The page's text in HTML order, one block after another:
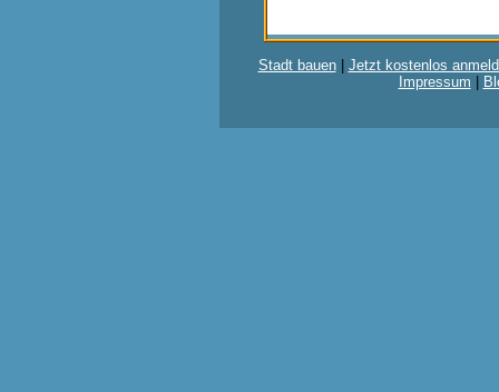
Stadt bauen| Jetzt kostenlos
Impressum